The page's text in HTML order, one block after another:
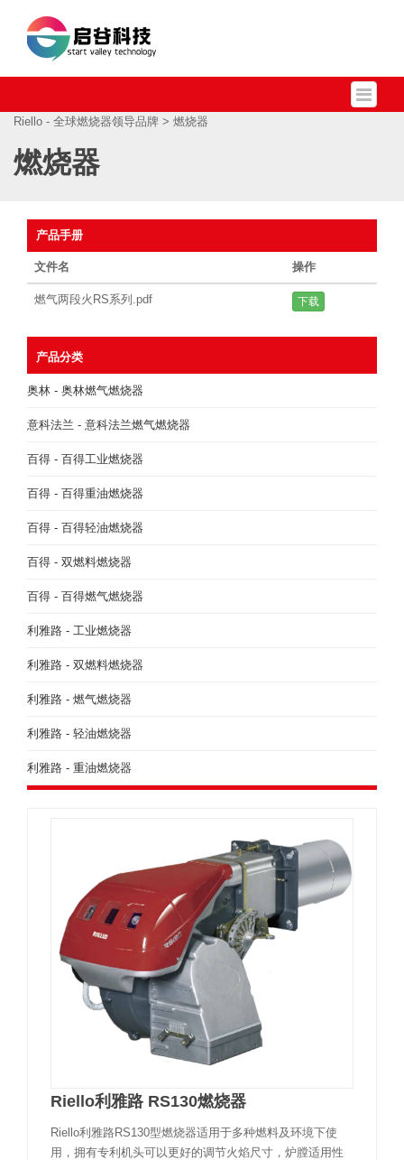
Riello - 全球燃烧器领导品牌 > 燃烧器
燃烧器
产品手册
文件名 操作
燃气两段火RS系列.pdf 下载
产品分类
奥林 - 奥林燃气燃烧器
意科法兰 - 意科法兰燃气燃烧器
百得 - 百得工业燃烧器
百得 - 百得重油燃烧器
百得 - 百得轻油燃烧器
百得 - 双燃料燃烧器
百得 - 百得燃气燃烧器
利雅路 - 工业燃烧器
利雅路 - 双燃料燃烧器
利雅路 - 燃气燃烧器
利雅路 - 轻油燃烧器
利雅路 - 重油燃烧器
Riello利雅路 RS130燃烧器
Riello利雅路RS130型燃烧器适用于多种燃料及环境下使
用，拥有专利机头可以更好的调节火焰尺寸，炉膛适用性